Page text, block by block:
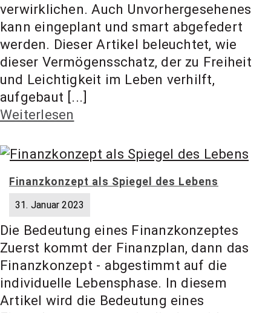
verwirklichen. Auch Unvorhergesehenes
kann eingeplant und smart abgefedert
werden. Dieser Artikel beleuchtet, wie
dieser Vermögensschatz, der zu Freiheit
und Leichtigkeit im Leben verhilft,
aufgebaut [...]
Weiterlesen
Finanzkonzept als Spiegel des Lebens
31. Januar 2023
Die Bedeutung eines Finanzkonzeptes
Zuerst kommt der Finanzplan, dann das
Finanzkonzept - abgestimmt auf die
individuelle Lebensphase. In diesem
Artikel wird die Bedeutung eines